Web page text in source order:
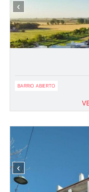
‹
BARRIO ABIERTO
‹